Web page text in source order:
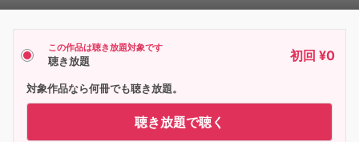
この作品は聴き放題対象です
聴き放題 初回 ¥0
対象作品なら何冊でも聴き放題。
聴き放題で聴く